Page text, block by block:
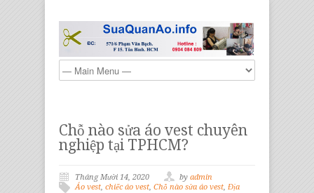
Chỗ nào sửa áo vest chuyên
nghiệp tại TPHCM?
Tháng Mười 14, 2020 by admin
Áo vest, chiếc áo vest, Chỗ nào sửa áo vest, Địa